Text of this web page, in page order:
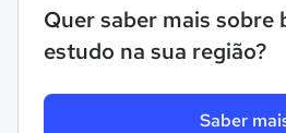
Quer saber mais sobre
estudo na sua região?
Saber